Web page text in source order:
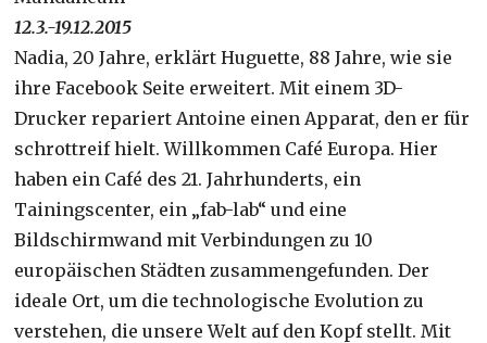
12.3.-19.12.2015
Nadia, 20 Jahre, erklärt Huguette, 88 Jahre, wie sie
ihre Facebook Seite erweitert. Mit einem 3D-
Drucker repariert Antoine einen Apparat, den er für
schrottreif hielt. Willkommen Café Europa. Hier
haben ein Café des 21. Jahrhunderts, ein
Tainingscenter, ein „fab-lab“ und eine
Bildschirmwand mit Verbindungen zu 10
europäischen Städten zusammengefunden. Der
ideale Ort, um die technologische Evolution zu
verstehen, die unsere Welt auf den Kopf stellt. Mit